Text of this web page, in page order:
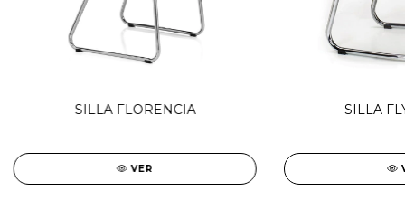
SILLA FLORENCIA
VER
SILLA